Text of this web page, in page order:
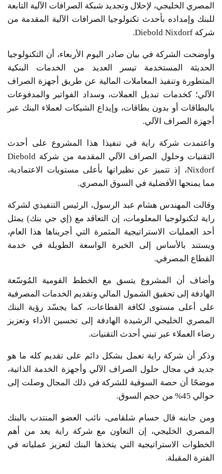
المصري الخليجي، لإحلال وتجديد شبكة الصرافات الآلية التابعة
للبنك وإمداده بأحدث تكنولوجيا الصرافات الآلية المقدمة من
شركة Diebold Nixdorf.
وأوضحت الشركة في بيان صادر اليوم الأربعاء، أن التكنولوجيا
الحديثة المستخدمة تيسر العديد من الخدمات البنكية
المتطورة وتنفيذ المعاملات المالية عن طريق أجهزة الصراف
الآلي؛ كخدمات تبديل العملات، وسداد الفواتير والمدفوعات
بالبطاقات أو بدون بطاقات، وإيداع الشيكات لعملاء البنك عبر
أجهزة الصراف الآلي.
واعتمدت شركة راية في تنفيذا هذا المشروع على أحدث
التقنيات وحلول الصراف الآلي المقدمة من شركة Diebold
Nixdorf، إذ تتميز عن نظيراتها بأعلى مستويات الاعتمادية،
مما يمنحها الأفضلية في السوق المصري.
وقالت المهندس هشام عبد الرسول، الرئيس التنفيذي لشركة
راية لتكنولوجيا المعلومات، إن التعاقد مع (إي جي بنك) يمثل
أحد العمليات الاستراتيجية المثمرة التي أجريناها هذا العام،
ويستند بالأساس إلى الخبرة الواسعة الطويلة في خدمة
القطاع المصرفي.
وأضاف أن المشروع يتسق مع الخطط القومية المُوسّعة
الهادفة إلى تحقيق الشمول المالي وتقديم الخدمات المصرفية
على أعلى مستوى لكافة القطاعات، كما يجسّد رؤية البنك
المصري الخليجي الرشيدة الهادفة إلى تحسين الأداء وتعزيز
رضاء العملاء عبر تبني أحدث التقنيات.
وذكر أن شركة راية تعمل بشكل دائم على تقديم كله ما هو
جديد في مجال حلول الصراف الآلي وأجهزة الخدمة الذاتية،
موضحًا أن حصة السوقية للشركة في ذلك المجال وصلت إلى
حوالي 45% من حجم السوق.
ومن جابنه قال حسام شلقامى، نائب العضو المنتدب بالبنك
المصري الخليجي، إن التعاون مع شركة راية يعد من أهم
الخطوات الاستراتيجية التي يتخذها البنك لتعزيز عملياته في
الفترة المقبلة.